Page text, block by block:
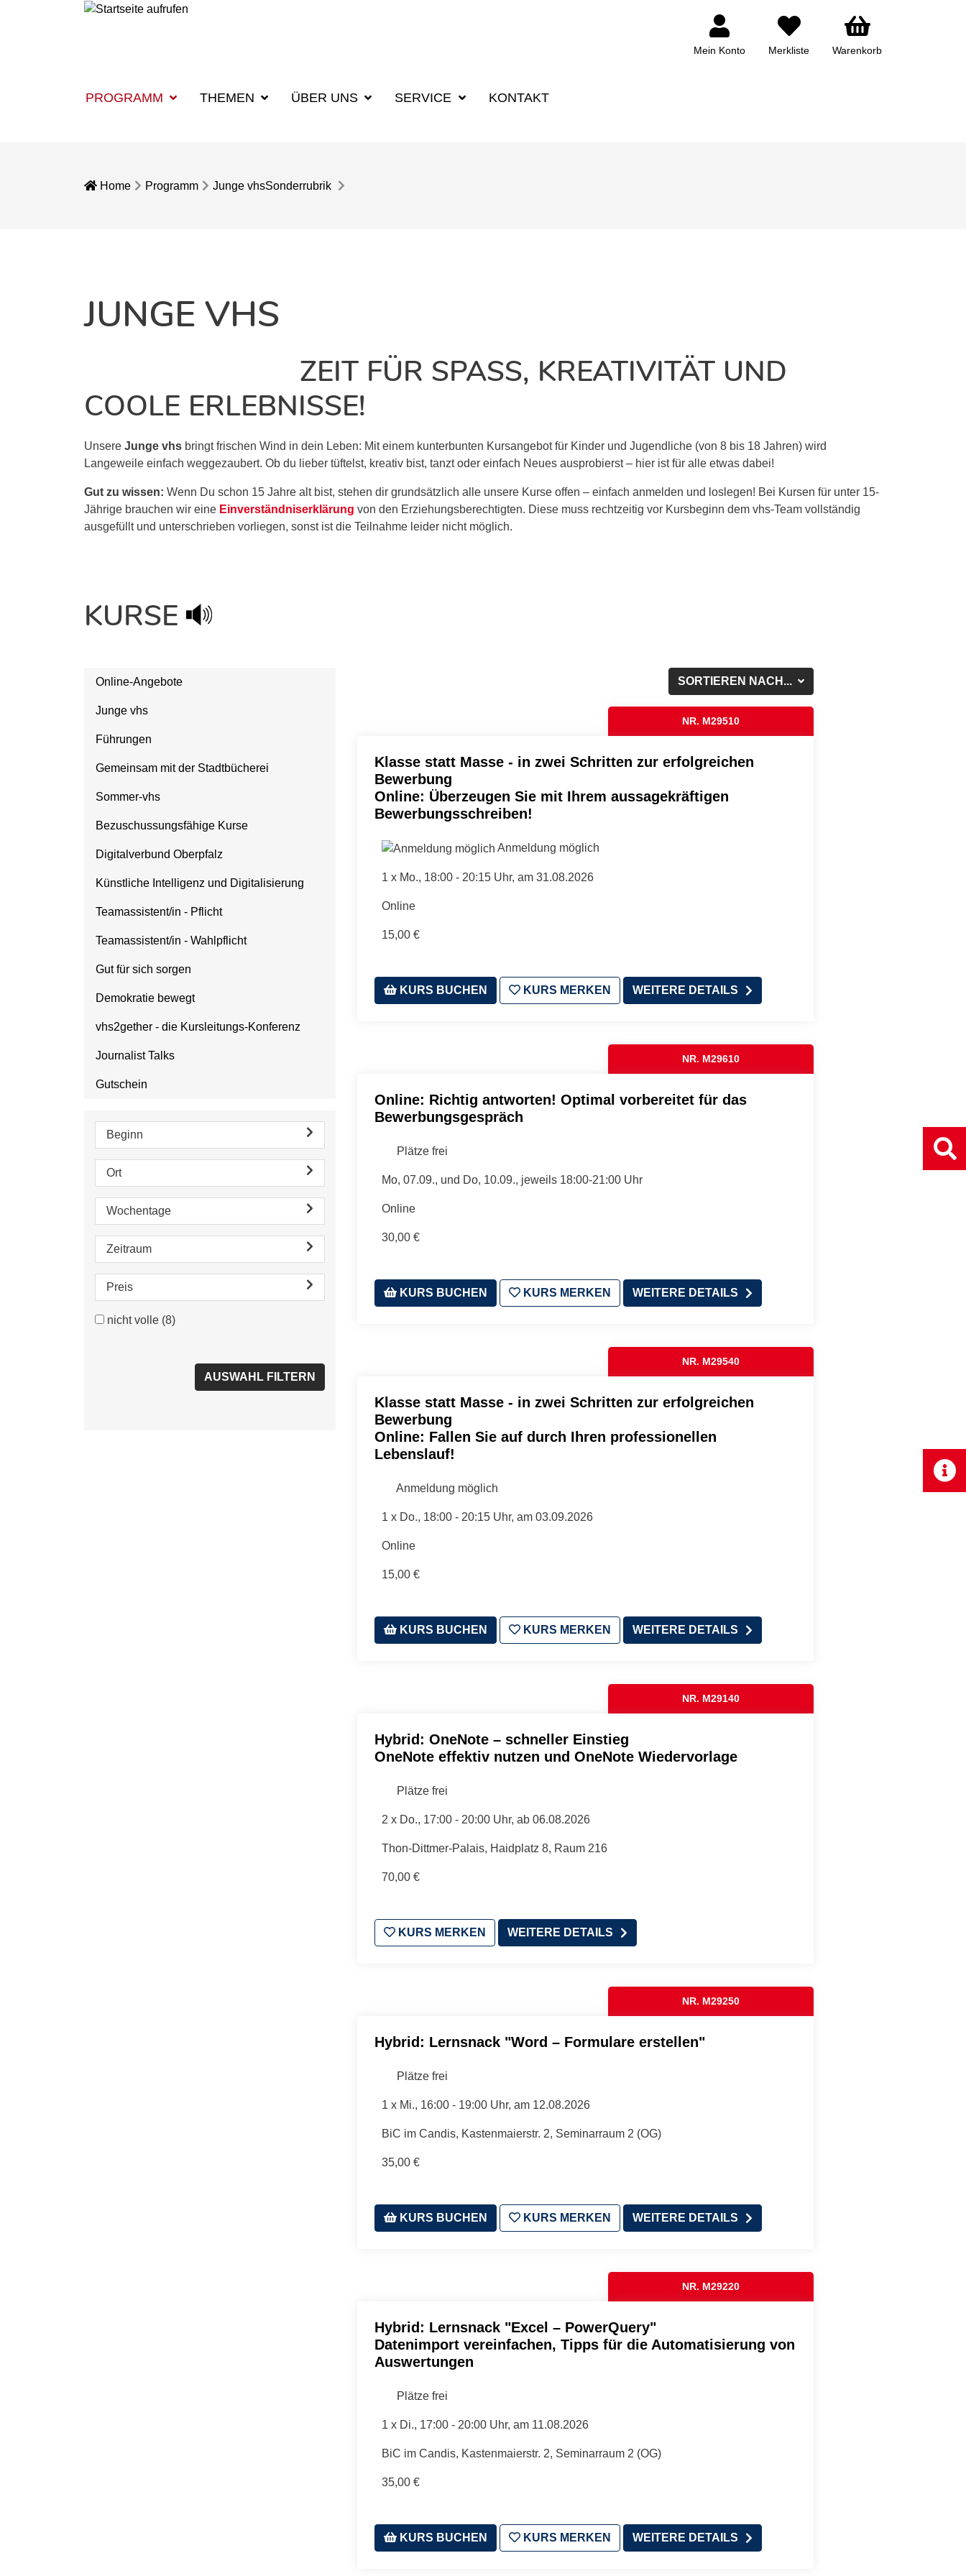
Mein Konto Merkliste Warenkorb
PROGRAMM THEMEN ÜBER UNS SERVICE KONTAKT
Home Programm Junge vhsSonderrubrik
JUNGE VHS
ZEIT FÜR SPASS, KREATIVITÄT UND C
OOLE ERLEBNISSE!
Unsere Junge vhs bringt frischen Wind in dein Leben: Mit einem kunterbunten Kursangebot für Kinder und Jugendliche (von 8 bis 18 Jahren) wird
Langeweile einfach weggezaubert. Ob du lieber tüftelst, kreativ bist, tanzt oder einfach Neues ausprobierst – hier ist für alle etwas dabei!
Gut zu wissen: Wenn Du schon 15 Jahre alt bist, stehen dir grundsätzlich alle unsere Kurse offen – einfach anmelden und loslegen! Bei Kursen für unter 15-
Jährige brauchen wir eine Einverständniserklärung von den Erziehungsberechtigten. Diese muss rechtzeitig vor Kursbeginn dem vhs-Team vollständig
ausgefüllt und unterschrieben vorliegen, sonst ist die Teilnahme leider nicht möglich.
KURSE
Online-Angebote
Junge vhs
Führungen
Gemeinsam mit der Stadtbücherei
Sommer-vhs
Bezuschussungsfähige Kurse
Digitalverbund Oberpfalz
Künstliche Intelligenz und Digitalisierung
Teamassistent/in - Pflicht
Teamassistent/in - Wahlpflicht
Gut für sich sorgen
Demokratie bewegt
vhs2gether - die Kursleitungs-Konferenz
Journalist Talks
Gutschein
Beginn
Ort
Wochentage
Zeitraum
Preis
nicht volle (8)
SORTIEREN NACH...
NR. M29510
Klasse statt Masse - in zwei Schritten zur erfolgreichen
Bewerbung
Online: Überzeugen Sie mit Ihrem aussagekräftigen
Bewerbungsschreiben!
Anmeldung möglich
1 x Mo., 18:00 - 20:15 Uhr, am 31.08.2026
Online
15,00 €
KURS BUCHEN KURS MERKEN WEITERE DETAILS
NR. M29610
Online: Richtig antworten! Optimal vorbereitet für das
Bewerbungsgespräch
Plätze frei
Mo, 07.09., und Do, 10.09., jeweils 18:00-21:00 Uhr
Online
30,00 €
KURS BUCHEN KURS MERKEN WEITERE DETAILS
NR. M29540
Klasse statt Masse - in zwei Schritten zur erfolgreichen
Bewerbung
Online: Fallen Sie auf durch Ihren professionellen
Lebenslauf!
Anmeldung möglich
1 x Do., 18:00 - 20:15 Uhr, am 03.09.2026
Online
15,00 €
KURS BUCHEN KURS MERKEN WEITERE DETAILS
NR. M29140
Hybrid: OneNote – schneller Einstieg
OneNote effektiv nutzen und OneNote Wiedervorlage
Plätze frei
2 x Do., 17:00 - 20:00 Uhr, ab 06.08.2026
Thon-Dittmer-Palais, Haidplatz 8, Raum 216
70,00 €
KURS MERKEN WEITERE DETAILS
NR. M29250
Hybrid: Lernsnack "Word – Formulare erstellen"
Plätze frei
1 x Mi., 16:00 - 19:00 Uhr, am 12.08.2026
BiC im Candis, Kastenmaierstr. 2, Seminarraum 2 (OG)
35,00 €
KURS BUCHEN KURS MERKEN WEITERE DETAILS
NR. M29220
Hybrid: Lernsnack "Excel – PowerQuery"
Datenimport vereinfachen, Tipps für die Automatisierung von
Auswertungen
Plätze frei
1 x Di., 17:00 - 20:00 Uhr, am 11.08.2026
BiC im Candis, Kastenmaierstr. 2, Seminarraum 2 (OG)
35,00 €
KURS BUCHEN KURS MERKEN WEITERE DETAILS